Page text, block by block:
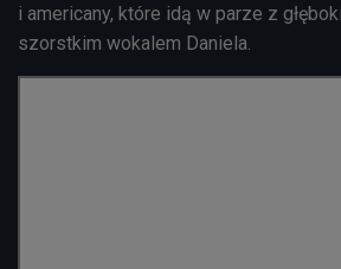
i americany, które idą w parze z
szorstkim wokalem Daniela.